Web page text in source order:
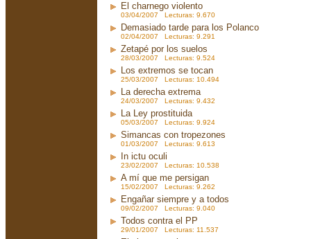
El charnego violento
03/04/2007 Lecturas: 9.670
Demasiado tarde para los Polanco
02/04/2007 Lecturas: 9.291
Zetapé por los suelos
28/03/2007 Lecturas: 9.524
Los extremos se tocan
25/03/2007 Lecturas: 10.494
La derecha extrema
24/03/2007 Lecturas: 9.432
La Ley prostituida
05/03/2007 Lecturas: 9.924
Simancas con tropezones
01/03/2007 Lecturas: 9.613
In ictu oculi
23/02/2007 Lecturas: 10.538
A mí que me persigan
15/02/2007 Lecturas: 9.262
Engañar siempre y a todos
09/02/2007 Lecturas: 9.040
Todos contra el PP
29/01/2007 Lecturas: 11.537